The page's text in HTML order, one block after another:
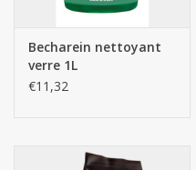
Becharein nettoyant
verre 1L
€11,32